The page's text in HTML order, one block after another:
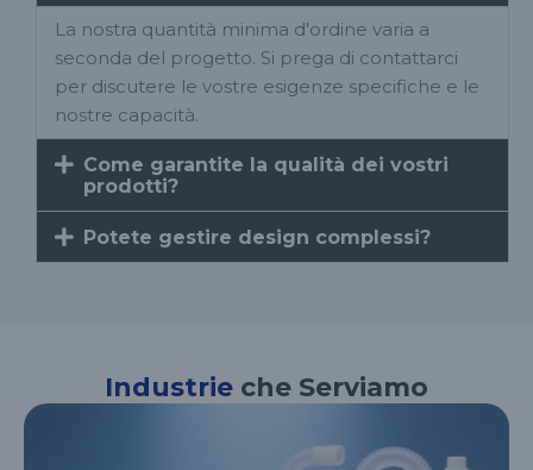
La nostra quantità minima d'ordine varia a
seconda del progetto. Si prega di contattarci
per discutere le vostre esigenze specifiche e le
nostre capacità.
Come garantite la qualità dei vostri
prodotti?
Potete gestire design complessi?
Industrie che Serviamo